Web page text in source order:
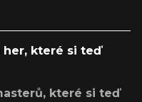
her, které si teď
které si teď